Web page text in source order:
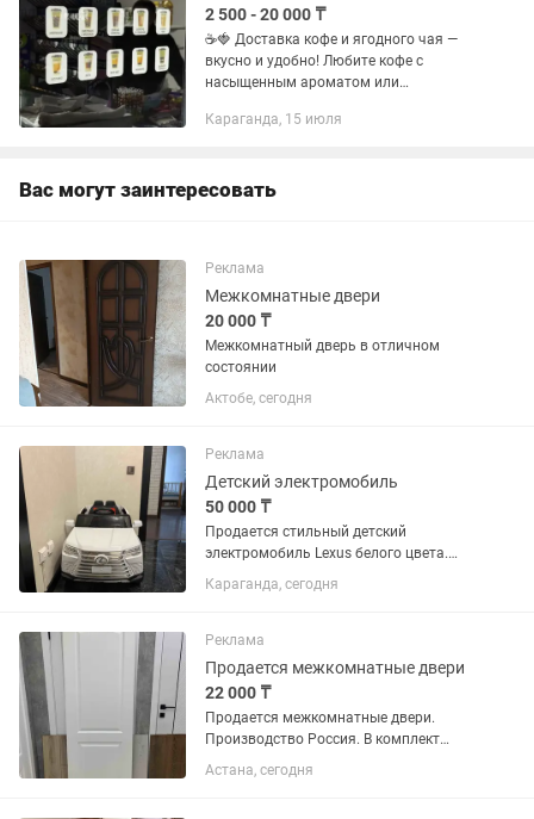
2 500 - 20 000 ₸
☕🍓 Доставка кофе и ягодного чая —
вкусно и удобно! Любите кофе с
насыщенным ароматом или
ягодами? Мы привезём всё прямо к
Караганда, 15 июля
Вас могут заинтересовать
Реклама
Межкомнатные двери
20 000 ₸
Межкомнатный дверь в отличном
состоянии
Актобе, сегодня
Реклама
Детский электромобиль
50 000 ₸
Продается стильный детский
электромобиль Lexus белого цвета.
Современный дизайн, яркие фары.
Комплектация: ✅ Родительский пульт
полностью контролировать
движение...
Караганда, сегодня
Реклама
Продается межкомнатные двери
22 000 ₸
Продается межкомнатные двери.
Производство Россия. В комплект
входит коробка и обналичка лицевая
сторона. Высота 2 метра. Имеется все
Астана, сегодня